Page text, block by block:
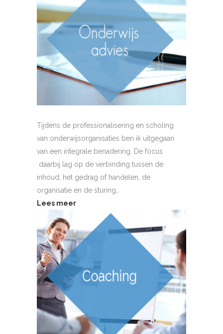
Tijdens de professionalisering en scholing
van onderwijsorganisaties ben ik uitgegaan
van een integrale benadering. De focus
daarbij lag op de verbinding tussen de
inhoud, het gedrag of handelen, de
organisatie en de sturing…
Lees meer